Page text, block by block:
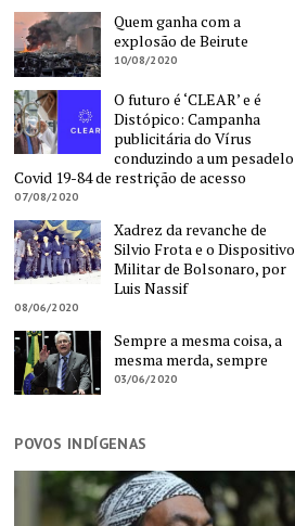
Quem ganha com a
explosão de Beirute
10/08/2020
O futuro é ‘CLEAR’ e é
Distópico: Campanha
publicitária do Vírus
conduzindo a um pesadelo
Covid 19-84 de restrição de acesso
07/08/2020
Xadrez da revanche de
Silvio Frota e o Dispositivo
Militar de Bolsonaro, por
Luis Nassif
08/06/2020
Sempre a mesma coisa, a
mesma merda, sempre
03/06/2020
POVOS INDÍGENAS